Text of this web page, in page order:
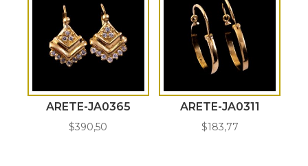
ARETE-JA0365
$390,50
ARETE-JA0311
$183,77